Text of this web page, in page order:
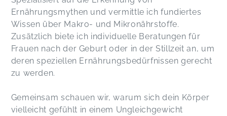
Ernährungsmythen und vermittle ich fundiertes
Wissen über Makro- und Mikronährstoffe.
Zusätzlich biete ich individuelle Beratungen für
Frauen nach der Geburt oder in der Stillzeit an, um
deren speziellen Ernährungsbedürfnissen gerecht
zu werden.
Gemeinsam schauen wir, warum sich dein Körper
vielleicht gefühlt in einem Ungleichgewicht